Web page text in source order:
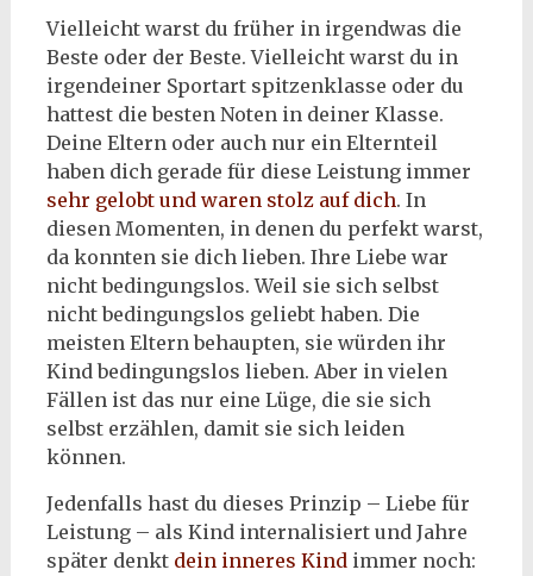
Vielleicht warst du früher in irgendwas die
Beste oder der Beste. Vielleicht warst du in
irgendeiner Sportart spitzenklasse oder du
hattest die besten Noten in deiner Klasse.
Deine Eltern oder auch nur ein Elternteil
haben dich gerade für diese Leistung immer
sehr gelobt und waren stolz auf dich. In
diesen Momenten, in denen du perfekt warst,
da konnten sie dich lieben. Ihre Liebe war
nicht bedingungslos. Weil sie sich selbst
nicht bedingungslos geliebt haben. Die
meisten Eltern behaupten, sie würden ihr
Kind bedingungslos lieben. Aber in vielen
Fällen ist das nur eine Lüge, die sie sich
selbst erzählen, damit sie sich leiden
können.
Jedenfalls hast du dieses Prinzip – Liebe für
Leistung – als Kind internalisiert und Jahre
später denkt dein inneres Kindimmer noch: